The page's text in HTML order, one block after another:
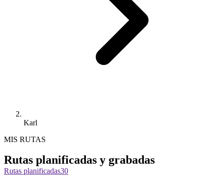
Karl
MIS RUTAS
Rutas planificadas y grabadas
Rutas planificadas30